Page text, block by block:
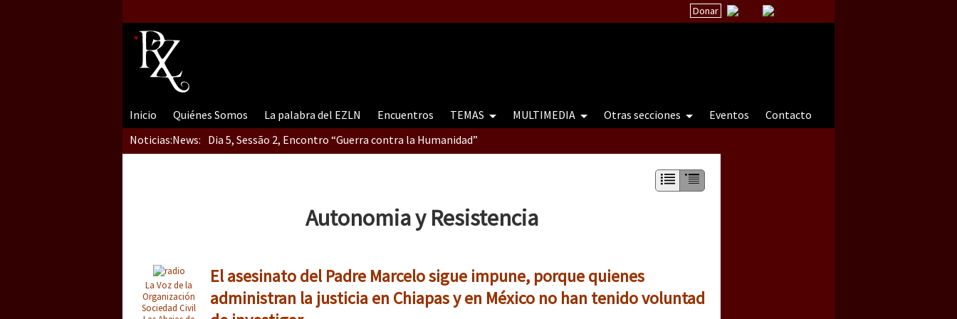
Donar
Inicio Quiénes Somos La palabra del EZLN Encuentros TEMAS MULTIMEDIA Otras secciones Eventos
Contacto
Noticias:News: Dia 5, Sessão 2, Encontro “Guerra contra la Humanidad”
Autonomia y Resistencia
La Voz de la
Organización
Sociedad Civil
El asesinato del Padre Marcelo sigue impune, porque quienes
administran la justicia en Chiapas y en México no han tenido voluntad